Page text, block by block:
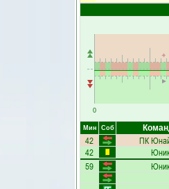
0
Мин Соб
42 ПК
42
59